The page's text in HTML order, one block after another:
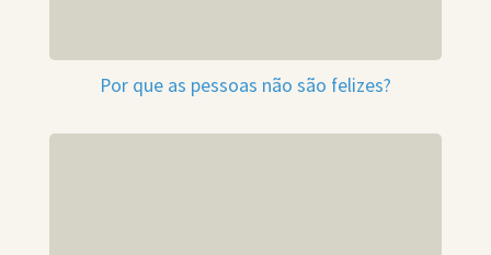
Por que as pessoas não são felizes?